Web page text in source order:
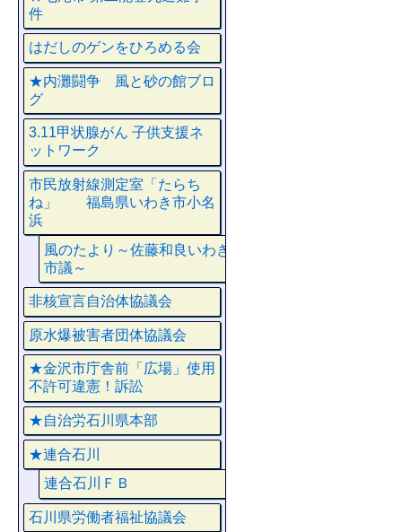
件
はだしのゲンをひろめる会
★内灘闘争 風と砂の館ブロ
グ
3.11甲状腺がん 子供支援ネ
ットワーク
市民放射線測定室「たらち
ね」 福島県いわき市小名
浜
風のたより～佐藤和良いわき
市議～
非核宣言自治体協議会
原水爆被害者団体協議会
★金沢市庁舎前「広場」使用
不許可違憲！訴訟
★自治労石川県本部
★連合石川
連合石川ＦＢ
石川県労働者福祉協議会